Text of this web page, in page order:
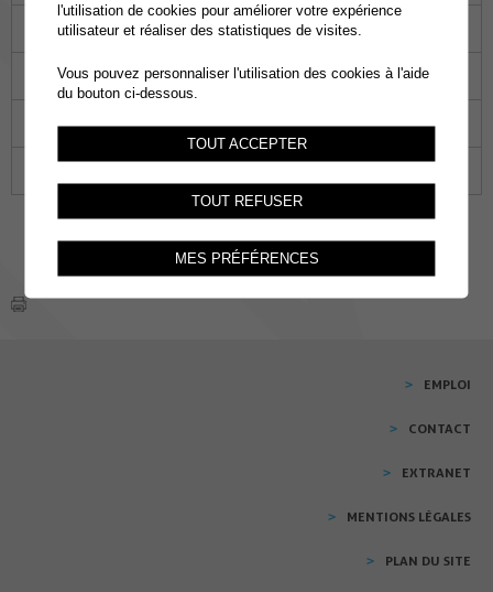
05 06 07 08
12 13 14 15 16
19 20 21 22 23
EMPLOI
CONTACT
EXTRANET
MENTIONS LÉGALES
PLAN DU SITE
l'utilisation de cookies pour améliorer votre expérience
utilisateur et réaliser des statistiques de visites.
Vous pouvez personnaliser l'utilisation des cookies à l'aide
du bouton ci-dessous.
TOUT ACCEPTER
TOUT REFUSER
MES PRÉFÉRENCES